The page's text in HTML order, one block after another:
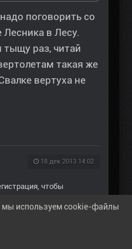
поговорить со
в Лесу.
раз, читай
такая же
вертуха не
18 дек 2013 14:02
, чтобы
мы используем cookie-файлы